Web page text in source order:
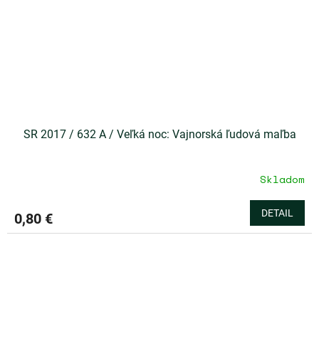
SR 2017 / 632 A / Veľká noc: Vajnorská ľudová maľba
Skladom
0,80 € DETAIL